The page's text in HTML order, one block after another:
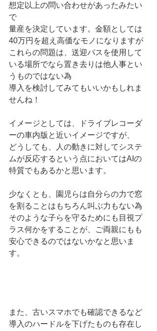
想定以上の問い合わせがあったみたい
で
量産を決定しています。金額としては
40万円を超え高価なモノになりますが
これらの問題は、送迎バスを使用して
いる場所でなら置き去りは他人事とい
うものではない為
導入を検討してみてもいいかもしれま
せんね！
イメージとしては、ドライブレコーダ
ーの車内版と近いイメージですが、
どうしても、人の動きに対してシステ
ムが反応するという点においてはAIの
特質でもあるかと思います。
少なくとも、園児らは自分らの力で窓
を割ることはもちろん叫ぶ力もない為
そのような子らを守るためにも目視プ
ラス何かをすることが、ご両親にもも
安心できるのではないかなと思いま
す。
また、古いスマホでも確認できるなど
導入のハードルを下げたものも存在し